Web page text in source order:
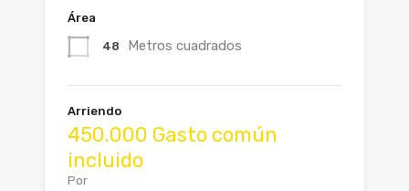
Área
48 Metros cuadrados
Arriendo
450.000 Gasto común
incluido
Por